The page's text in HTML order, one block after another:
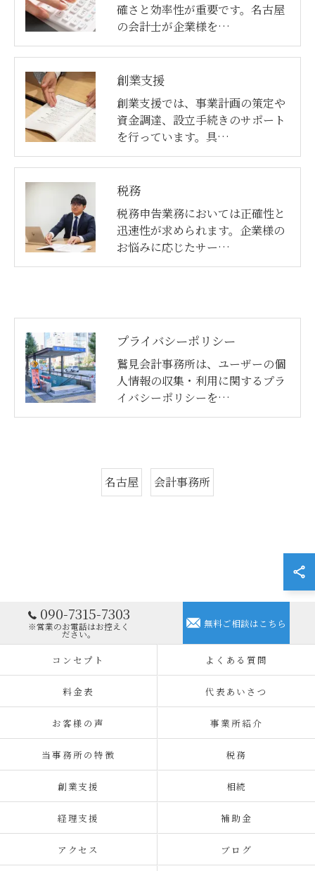
確さと効率性が重要です。名古屋
の会計士が企業様を…
創業支援
創業支援では、事業計画の策定や
資金調達、設立手続きのサポート
を行っています。具…
税務
税務申告業務においては正確性と
迅速性が求められます。企業様の
お悩みに応じたサー…
プライバシーポリシー
鷲見会計事務所は、ユーザーの個
人情報の収集・利用に関するプラ
イバシーポリシーを…
名古屋 会計事務所
090-7315-7303
※営業のお電話はお控えく
ださい。
無料ご相談はこちら
コンセプト よくある質問
料金表 代表あいさつ
お客様の声 事業所紹介
当事務所の特徴 税務
創業支援 相続
経理支援 補助金
アクセス ブログ